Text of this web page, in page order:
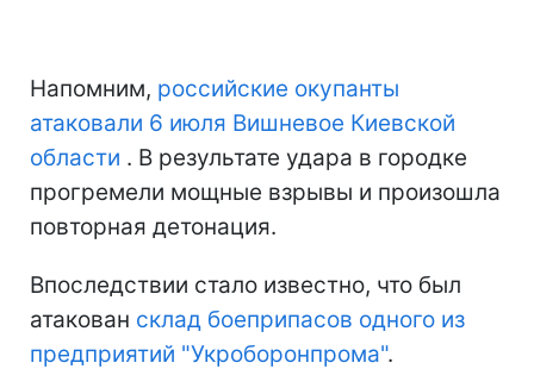
Напомним, российские окупанты
атаковали 6 июля Вишневое Киевской
области . В результате удара в городке
прогремели мощные взрывы и произошла
повторная детонация.
Впоследствии стало известно, что был
атакован склад боеприпасов одного из
предприятий "Укроборонпрома".